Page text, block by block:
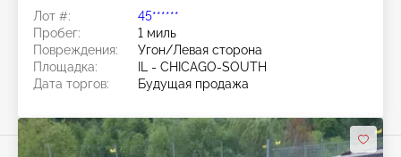
Лот #:
45******
Пробег:
1 миль
Повреждения:
Угон/Левая сторона
Площадка:
IL - CHICAGO-SOUTH
Дата торгов:
Будущая продажа